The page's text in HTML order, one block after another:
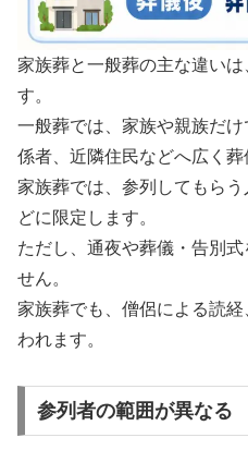
家族葬と一般葬の主な違い
す。
一般葬では、家族や親族だ
係者、近隣住民などへ広く葬
家族葬では、参列してもら
どに限定します。
ただし、通夜や葬儀・告別
せん。
家族葬でも、僧侶による読
われます。
参列者の範囲が異なる